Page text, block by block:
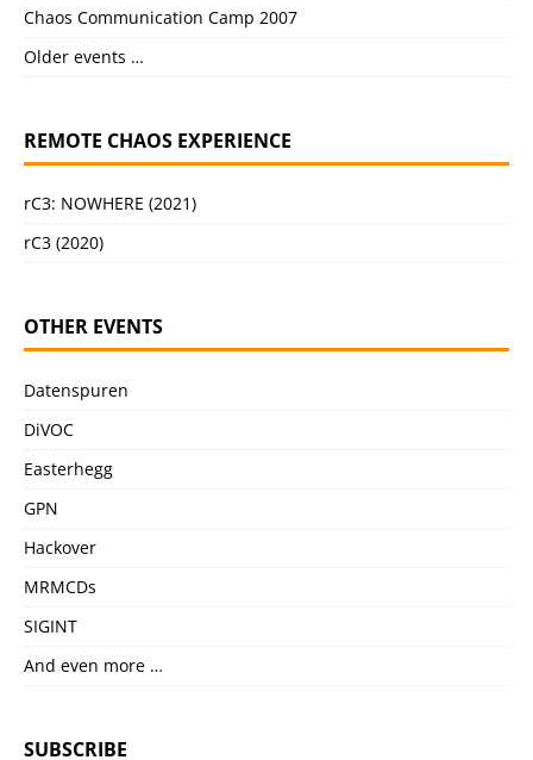
Chaos Communication Camp 2007
Older events …
REMOTE CHAOS EXPERIENCE
rC3: NOWHERE (2021)
rC3 (2020)
OTHER EVENTS
Datenspuren
DiVOC
Easterhegg
GPN
Hackover
MRMCDs
SIGINT
And even more …
SUBSCRIBE